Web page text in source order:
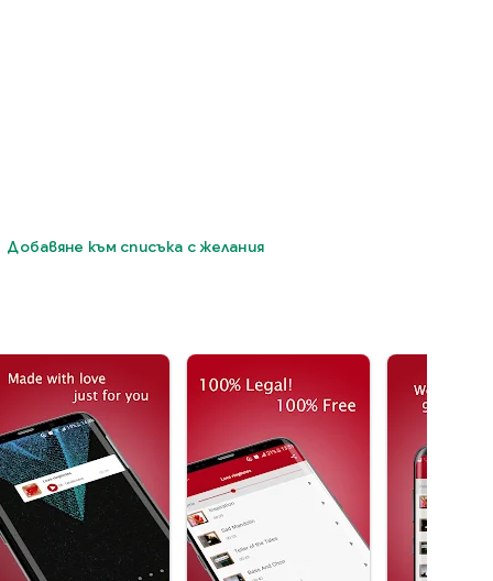
Добавяне към списъка с желания